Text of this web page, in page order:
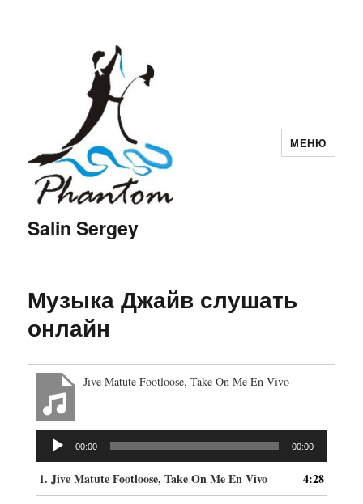
Salin Sergey
МЕНЮ
Музыка Джайв слушать
онлайн
Jive Matute Footloose, Take On Me En Vivo
Аудиоплеер
00:00 00:00
1.Jive Matute Footloose, Take On Me En Vivo 4:28